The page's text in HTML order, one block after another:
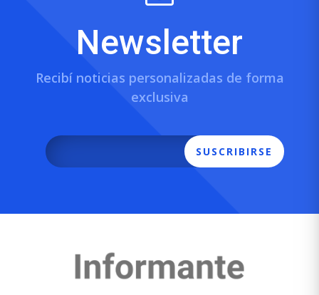
Newsletter
Recibí noticias personalizadas de forma
exclusiva
SUSCRIBIRSE